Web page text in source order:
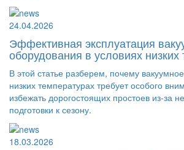
24.04.2026
Эффективная эксплуатация
оборудования в условиях низких
В этой статье разберем, почему
низких температурах требует особого
избежать дорогостоящих простоев из-за
подготовки к сезону.
18.03.2026